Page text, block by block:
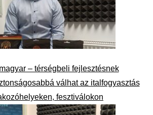
– térségbeli fejlesztésnek
válhat az italfogyasztás
fesztiválokon